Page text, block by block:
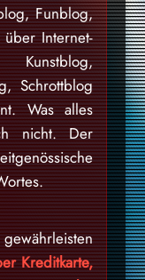
Funblog,
Internet-
Schrottblog
Was alles
nicht. Der
Kreditkarte,